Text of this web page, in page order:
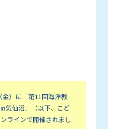
金）に「第11回海洋教
気仙沼」（以下、こど
ラインで開催されまし